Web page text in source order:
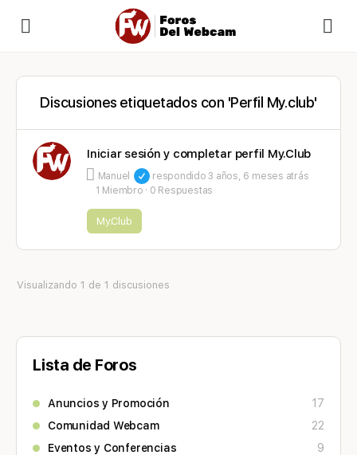
Discusiones etiquetados con 'Perfil My.club'
Iniciar sesión y completar perfil My.Club
Manuel respondido3 años, 6 meses atrás
1 Miembro · 0 Respuestas
My.Club
Visualizando 1 de 1 discusiones
Lista de Foros
Anuncios y Promoción
17
Comunidad Webcam
22
Eventos y Conferencias
9